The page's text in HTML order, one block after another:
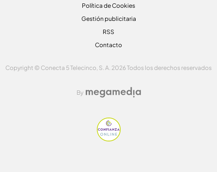
Política de Cookies
Gestión publicitaria
RSS
Contacto
Copyright © Conecta 5 Telecinco, S. A. 2026 Todos los derechos reservados
By